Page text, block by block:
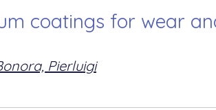
coatings for wear
Pierluigi